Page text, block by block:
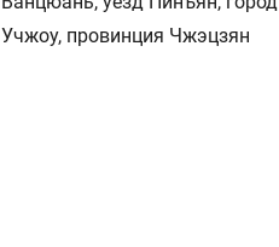
Учжоу, провинция Чжэцзян